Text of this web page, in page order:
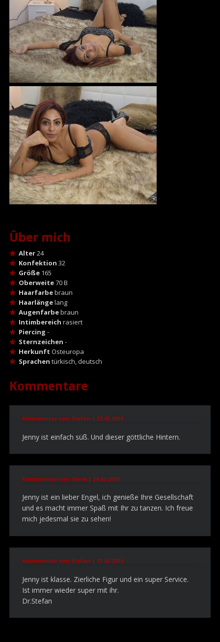
Über mich
Alter24
Konfektion 32
Größe165
Oberweite70 B
Haarfarbebraun
Haarlängelang
Augenfarbebraun
Intimbereich rasiert
Piercing -
Sternzeichen -
Herkunft Osteuropa
Sprachen türkisch, deutsch
Kommentare
Kommentar von Stefan | 12.03.2018
Jenny ist einfach süß. Und dieser göttliche Hintern.
Kommentar von Steve | 24.02.2018
Jenny ist ein lieber Engel, ich genieße Ihre Gesellschaft
und es macht immer Spaß mit Ihr zu tanzen. Ich freue
mich jedesmal sie zu sehen!
Kommentar von Stefan | 21.02.2018
Jenny ist klasse. Zierliche Figur und ein super Service.
Ist immer wieder super mit ihr.
Dr.Stefan